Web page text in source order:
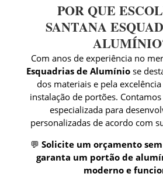
POR QUE
SANTANA
Com anos de experiência no
Esquadrias de Alumíniose
dos materiais e pela
instalação de portões.
especializada para
personalizadas de acordo com
💬 Solicite um orçamento
garanta um portão de
moderno e